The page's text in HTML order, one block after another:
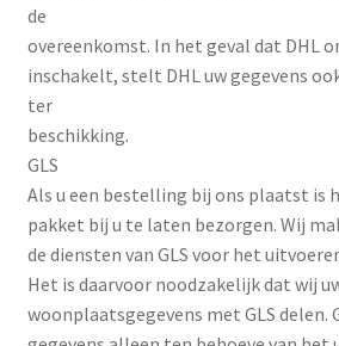
de
overeenkomst. In het geval dat DHL
inschakelt, stelt DHL uw gegevens
ter
beschikking.
GLS
Als u een bestelling bij ons plaatst is
pakket bij u te laten bezorgen. Wij
de diensten van GLS voor het
Het is daarvoor noodzakelijk dat wij
woonplaatsgegevens met GLS delen.